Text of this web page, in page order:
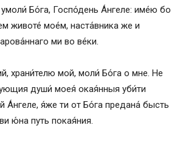
Бо́га, Госпо́день А́нгеле: име́ю бо
животе́ мое́м, наста́вника же и
ми во ве́ки.
храни́телю мой, моли́ Бо́га о мне. Не
души́ моея́ окая́нныя уби́ти
А́нгеле, я́же ти от Бо́га предана́ бысть
ю́на путь покая́ния.